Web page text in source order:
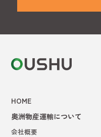
HOME
奥洲物産運輸について
会社概要